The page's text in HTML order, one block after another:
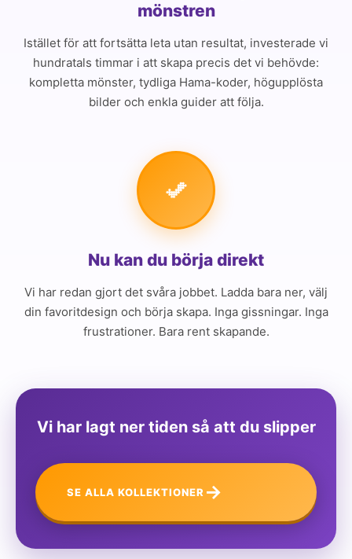
mönstren
Istället för att fortsätta leta utan resultat, investerade vi
hundratals timmar i att skapa precis det vi behövde:
kompletta mönster, tydliga Hama-koder, högupplösta
bilder och enkla guider att följa.
Nu kan du börja direkt
Vi har redan gjort det svåra jobbet. Ladda bara ner, välj
din favoritdesign och börja skapa. Inga gissningar. Inga
frustrationer. Bara rent skapande.
Vi har lagt ner tiden så att du slipper
SE ALLA KOLLEKTIONER →